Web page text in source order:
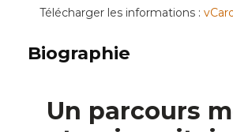
Télécharger les informations :
Biographie
Un parcours